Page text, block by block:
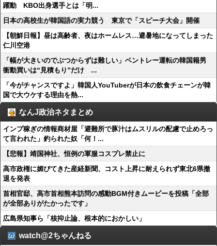
躍動 KBO出身選手とは「明...
日本の高校生が韓国語の実力競う 東京で「スピーチ大会」開催
【朝鮮日報】昼は高齢者、夜はホームレス…避暑地になってしまった
仁川空港
「幅が大きいのでぶつからずは難しい」ベントレー運転の韓国籍男
衝動買いは“見積もり”だけ ...
「今がチャンスですよ」韓国人YouTuberが日本の飲食チェーンが韓
国で大ウケする理由を熱...
なんJ政治ネタまとめ
インプ稼ぎの情報商材屋「避難所で豚汁はムスリルの配慮で止めろっ
て言われた」釣られた奴「何！...
【悲報】靖国神社、恒例の軍服コスプレ禁止に
高市政権に媚びてきた産経新聞、コスト上昇に耐えられず東北6県撤
退を発表
首相官邸、高市首相熊本訪問の感動BGM付きムービーを投稿「全部
が全部ありがたかったです」
広島県知事ら「核抑止論、根本的におかしい」
watch@2ちゃんねる